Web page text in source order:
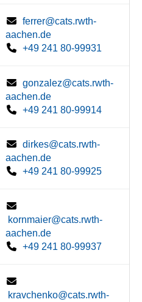
ferrer@cats.rwth-
aachen.de
+49 241 80-99931
gonzalez@cats.rwth-
aachen.de
+49 241 80-99914
dirkes@cats.rwth-
aachen.de
+49 241 80-99925
kornmaier@cats.rwth-
aachen.de
+49 241 80-99937
kravchenko@cats.rwth-